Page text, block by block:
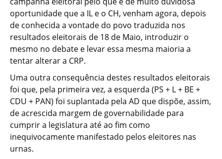
oportunidade que a IL e o CH, venham agora, depois
de conhecida a vontade do povo traduzida nos
resultados eleitorais de 18 de Maio, introduzir o
mesmo no debate e levar essa mesma maioria a
tentar alterar a CRP.
Uma outra consequência destes resultados eleitorais
foi que, pela primeira vez, a esquerda (PS + L + BE +
CDU + PAN) foi suplantada pela AD que dispõe, assim,
de acrescida margem de governabilidade para
cumprir a legislatura até ao fim como
inequivocamente manifestado pelos eleitores nas
urnas.